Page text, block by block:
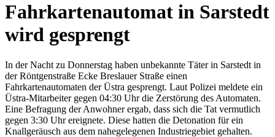
Fahrkartenautomat in Sarstedt
wird gesprengt
In der Nacht zu Donnerstag haben unbekannte Täter in Sarstedt in
der Röntgenstraße Ecke Breslauer Straße einen
Fahrkartenautomaten der Üstra gesprengt. Laut Polizei meldete ein
Üstra-Mitarbeiter gegen 04:30 Uhr die Zerstörung des Automaten.
Eine Befragung der Anwohner ergab, dass sich die Tat vermutlich
gegen 3:30 Uhr ereignete. Diese hatten die Detonation für ein
Knallgeräusch aus dem nahegelegenen Industriegebiet gehalten.